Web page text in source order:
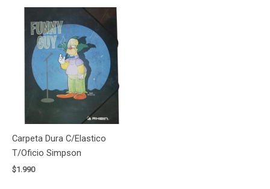
Carpeta Dura C/Elastico
T/Oficio Simpson
$1.990